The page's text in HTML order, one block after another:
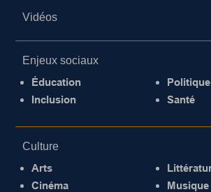
Vidéos
Enjeux sociaux
Éducation
Inclusion
Politique
Santé
Culture
Arts
Cinéma
Musique